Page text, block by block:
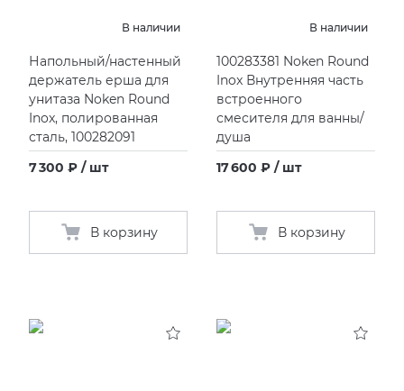
В наличии
Напольный/настенный
держатель ерша для
унитаза Noken Round
Inox, полированная
сталь, 100282091
7 300 ₽ / шт
В корзину
В наличии
100283381 Noken Round
Inox Внутренняя часть
встроенного
смесителя для ванны/
душа
17 600 ₽ / шт
В корзину